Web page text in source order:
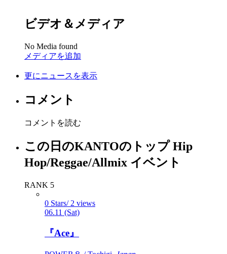
ビデオ＆メディア
No Media found
メディアを追加
更にニュースを表示
コメント
コメントを読む
この日のKANTOのトップ Hip
Hop/Reggae/Allmix イベント
RANK 5
0 Stars/ 2 views
06.11 (Sat)
『Ace』